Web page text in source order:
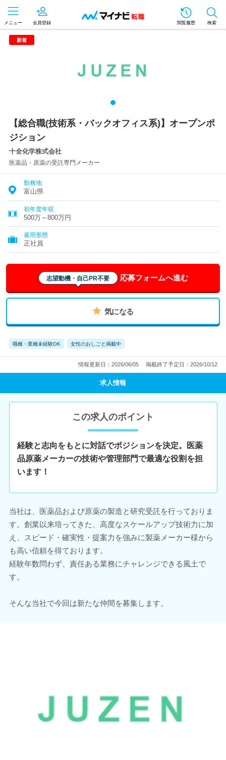
メニュー 会員登録 閲覧履歴 検索
新着
【総合職(技術系・バックオフィス系)】オープンポ
ジション
十全化学株式会社
医薬品・原薬の受託専門メーカー
勤務地
富山県
初年度年収
500万～800万円
雇用形態
正社員
志望動機・自己PR不要 応募フォームへ進む
気になる
職種・業種未経験OK 女性のおしごと掲載中
情報更新日：2026/06/05 掲載終了予定日：2026/10/12
求人情報
この求人のポイント
経験と志向をもとに対話でポジションを決定。医薬
品原薬メーカーの技術や管理部門で最適な役割を担
います！
当社は、医薬品および原薬の製造と研究受託を行っておりま
す。創業以来培ってきた、高度なスケールアップ技術力に加
え、スピード・確実性・提案力を強みに製薬メーカー様から
も高い信頼を得ております。
経験年数問わず、責任ある業務にチャレンジできる風土で
す。
そんな当社で今回は新たな仲間を募集します。